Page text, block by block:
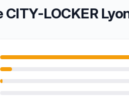
LOCKER
10